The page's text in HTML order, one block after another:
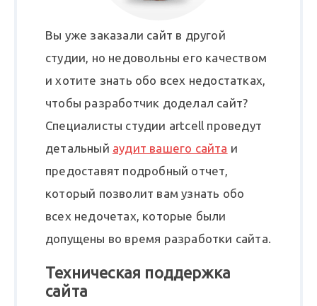
Вы уже заказали сайт в другой
студии, но недовольны его качеством
и хотите знать обо всех недостатках,
чтобы разработчик доделал сайт?
Специалисты студии artcell проведут
детальный аудит вашего сайта и
предоставят подробный отчет,
который позволит вам узнать обо
всех недочетах, которые были
допущены во время разработки сайта.
Техническая поддержка
сайта